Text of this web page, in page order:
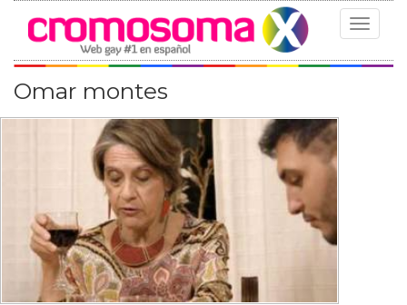
Toggle
Omar montes